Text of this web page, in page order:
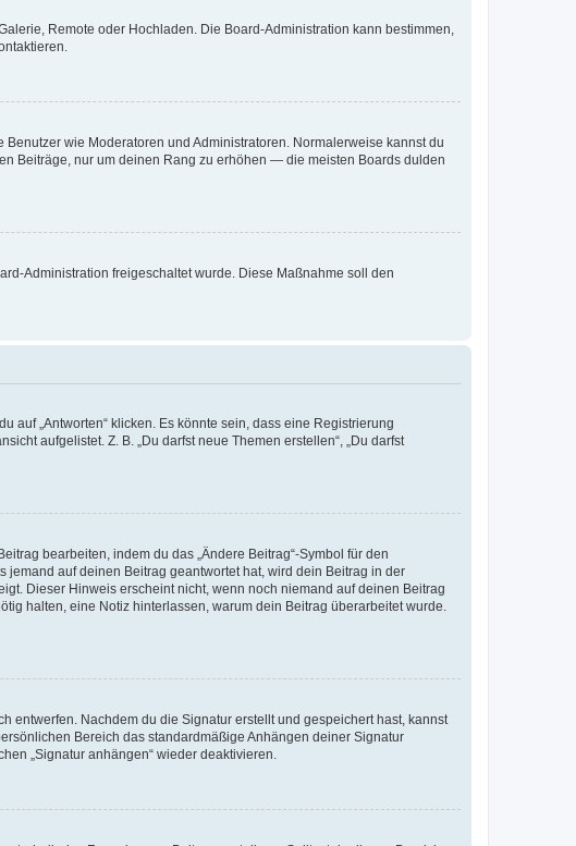
Remote oder Hochladen. Die Board-Administration kann bestimmen,
wie Moderatoren und Administratoren. Normalerweise kannst du
Beiträge, nur um deinen Rang zu erhöhen — die meisten Boards dulden
Administration freigeschaltet wurde. Diese Maßnahme soll den
auf „Antworten“ klicken. Es könnte sein, dass eine Registrierung
aufgelistet. Z. B. „Du darfst neue Themen erstellen“, „Du darfst
bearbeiten, indem du das „Ändere Beitrag“-Symbol für den
auf deinen Beitrag geantwortet hat, wird dein Beitrag in der
Dieser Hinweis erscheint nicht, wenn noch niemand auf deinen Beitrag
halten, eine Notiz hinterlassen, warum dein Beitrag überarbeitet wurde.
entwerfen. Nachdem du die Signatur erstellt und gespeichert hast, kannst
Bereich das standardmäßige Anhängen deiner Signatur
„Signatur anhängen“ wieder deaktivieren.